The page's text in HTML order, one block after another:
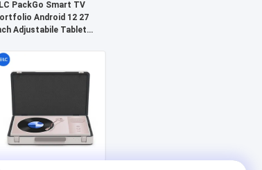
PackGo Smart TV
Android 12 27
Adjustabile Tablet